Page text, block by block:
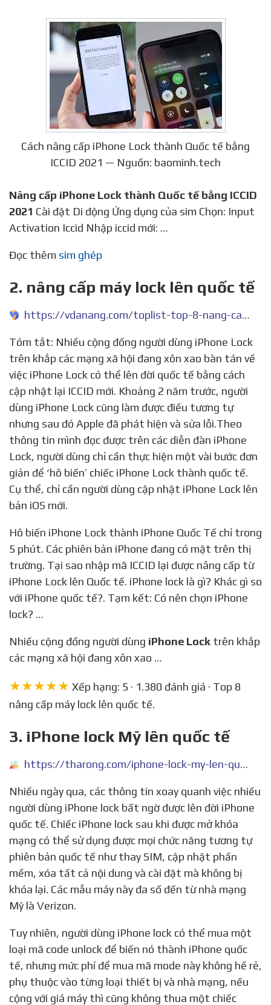
Cách nâng cấp iPhone Lock thành Quốc tế bằng
ICCID 2021 — Nguồn: baominh.tech
Nâng cấp iPhone Lock thành Quốc tế bằng ICCID
2021 Cài đặt Di động Ứng dụng của sim Chọn: Input
Activation Iccid Nhập iccid mới: …
Đọc thêm sim ghép
2. nâng cấp máy lock lên quốc tế
https://vdanang.com/toplist-top-8-nang-cap-may-lock-len-quoc-te
Tóm tắt: Nhiều cộng đồng người dùng iPhone Lock
trên khắp các mạng xã hội đang xôn xao bàn tán về
việc iPhone Lock có thể lên đời quốc tế bằng cách
cập nhật lại ICCID mới. Khoảng 2 năm trước, người
dùng iPhone Lock cũng làm được điều tương tự
nhưng sau đó Apple đã phát hiện và sửa lỗi.Theo
thông tin mình đọc được trên các diễn đàn iPhone
Lock, người dùng chỉ cần thực hiện một vài bước đơn
giản để ‘hô biến’ chiếc iPhone Lock thành quốc tế.
Cụ thể, chỉ cần người dùng cập nhật iPhone Lock lên
bản iOS mới.
Hô biến iPhone Lock thành iPhone Quốc Tế chỉ trong
5 phút. Các phiên bản iPhone đang có mặt trên thị
trường. Tại sao nhập mã ICCID lại được nâng cấp từ
iPhone Lock lên Quốc tế. iPhone lock là gì? Khác gì so
với iPhone quốc tế?. Tạm kết: Có nên chọn iPhone
lock? …
Nhiều cộng đồng người dùng iPhone Lock trên khắp
các mạng xã hội đang xôn xao …
★★★★★ Xếp hạng: 5 · 1.380 đánh giá · Top 8
nâng cấp máy lock lên quốc tế.
3. iPhone lock Mỹ lên quốc tế
https://tharong.com/iphone-lock-my-len-quoc-te/
Nhiều ngày qua, các thông tin xoay quanh việc nhiều
người dùng iPhone lock bất ngờ được lên đời iPhone
quốc tế. Chiếc iPhone lock sau khi được mở khóa
mạng có thể sử dụng được mọi chức năng tương tự
phiên bản quốc tế như thay SIM, cập nhật phần
mềm, xóa tất cả nội dung và cài đặt mà không bị
khóa lại. Các mẫu máy này đa số đến từ nhà mạng
Mỹ là Verizon.
Tuy nhiên, người dùng iPhone lock có thể mua một
loại mã code unlock để biến nó thành iPhone quốc
tế, nhưng mức phí để mua mã mode này không hề rẻ,
phụ thuộc vào từng loại thiết bị và nhà mạng, nếu
cộng với giá máy thì cũng không thua một chiếc